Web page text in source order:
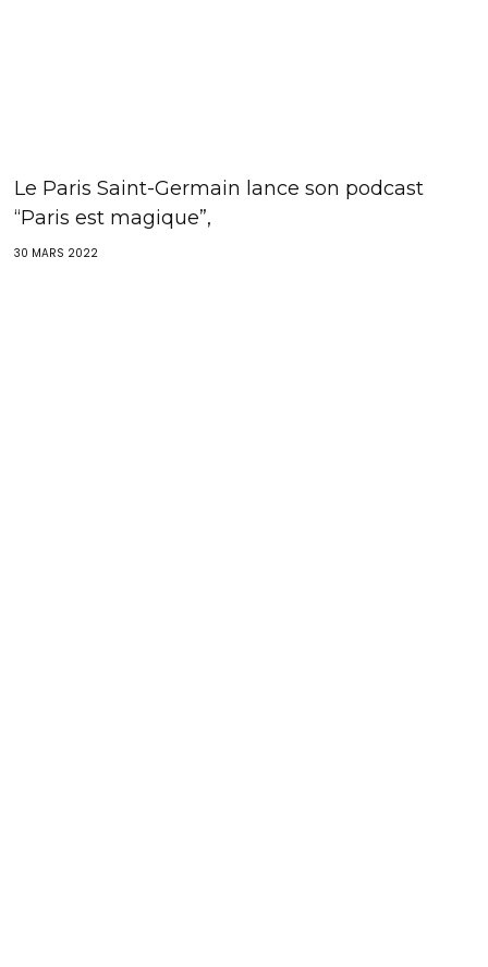
Le Paris Saint-Germain lance son podcast
“Paris est magique”,
30 MARS 2022